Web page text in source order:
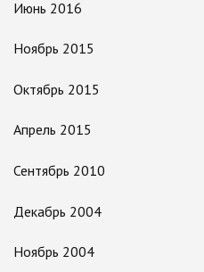
Июнь 2016
Ноябрь 2015
Октябрь 2015
Апрель 2015
Сентябрь 2010
Декабрь 2004
Ноябрь 2004